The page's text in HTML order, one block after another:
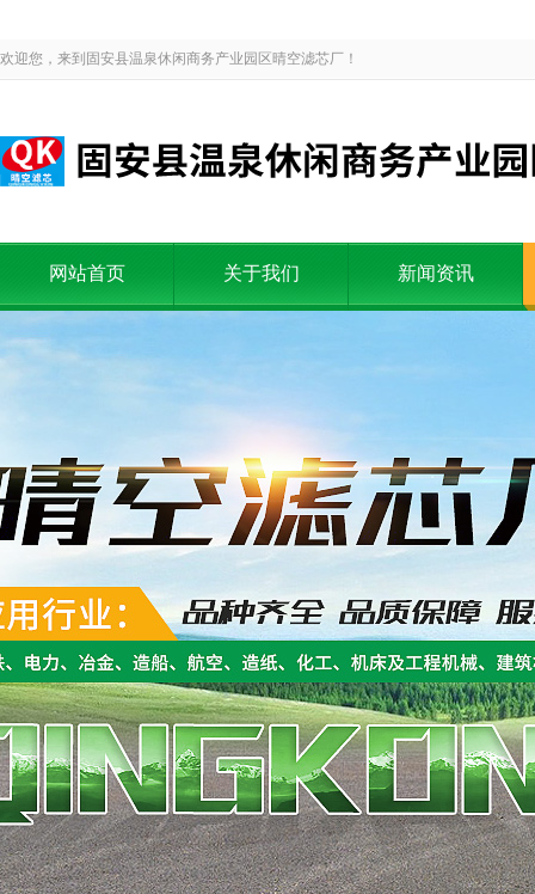
欢迎您，来到固安县温泉休闲商务产业园区晴空滤芯厂！
网站首页 关于我们 新闻资讯